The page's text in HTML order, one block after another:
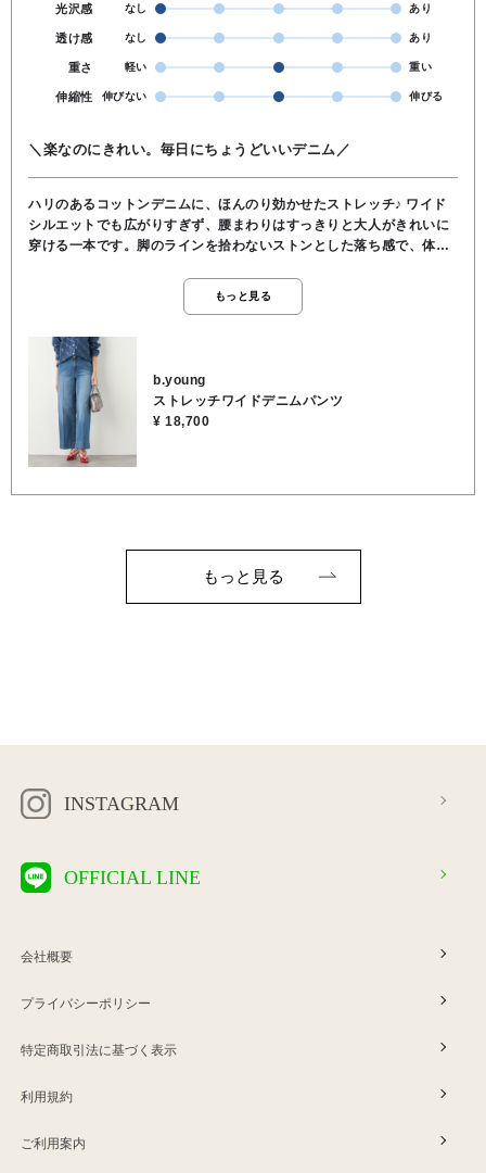
光沢感 なし あり
透け感 なし あり
重さ 軽い 重い
伸縮性 伸びない 伸びる
＼楽なのにきれい。毎日にちょうどいいデニム／
ハリのあるコットンデニムに、ほんのり効かせたストレッチ♪ ワイド
シルエットでも広がりすぎず、腰まわりはすっきりと大人がきれいに
穿ける一本です。脚のラインを拾わないストンとした落ち感で、体型
に整うのも嬉しいポイント！柔らかすぎない生地感だから、カジュア
ルにもきれいめにも対応。ブラウス合わせで女性らしく、ニットやカ
する、頼れるワイドデニムです。●裏地なし●ポケットあり●股上深め●
コットン98％, ポリウレタン2％●お洗濯可
もっと見る
b.young
ストレッチワイドデニムパンツ
¥ 18,700
もっと見る
INSTAGRAM
OFFICIAL LINE
会社概要
プライバシーポリシー
特定商取引法に基づく表示
利用規約
ご利用案内